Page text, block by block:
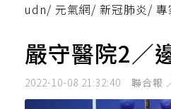
udn/ 元氣網/ 新冠肺炎/
嚴守醫院2／
2022-10-08 21:32:40 聯合報